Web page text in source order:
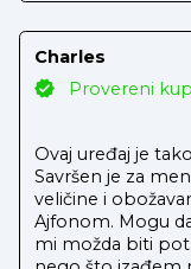
Charles
Provereni
Ovaj uređaj je
Savršen je za
veličine i
Ajfonom. Mogu
mi možda biti